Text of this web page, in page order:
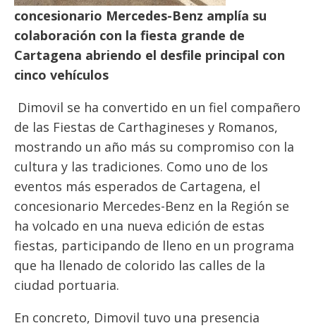
concesionario Mercedes-Benz amplía su
colaboración con la fiesta grande de
Cartagena abriendo el desfile principal con
cinco vehículos
Dimovil se ha convertido en un fiel compañero
de las Fiestas de Carthagineses y Romanos,
mostrando un año más su compromiso con la
cultura y las tradiciones. Como uno de los
eventos más esperados de Cartagena, el
concesionario Mercedes-Benz en la Región se
ha volcado en una nueva edición de estas
fiestas, participando de lleno en un programa
que ha llenado de colorido las calles de la
ciudad portuaria.
En concreto, Dimovil tuvo una presencia